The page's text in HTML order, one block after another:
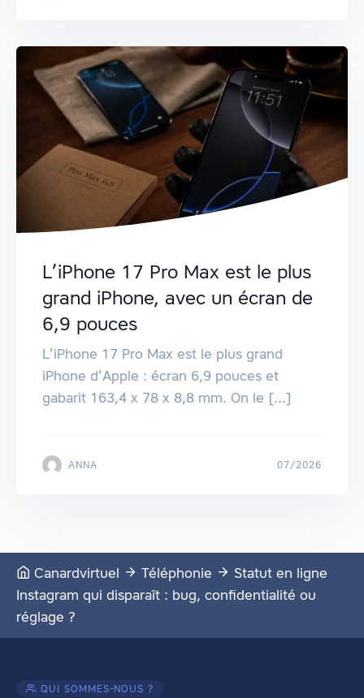
L’iPhone 17 Pro Max est le plus
grand iPhone, avec un écran de
6,9 pouces
L’iPhone 17 Pro Max est le plus grand
iPhone d’Apple : écran 6,9 pouces et
gabarit 163,4 x 78 x 8,8 mm. On le [...]
ANNA 07/2026
Canardvirtuel Téléphonie
Statut en ligne
Instagram qui disparaît : bug, confidentialité ou
réglage ?
QUI SOMMES-NOUS ?